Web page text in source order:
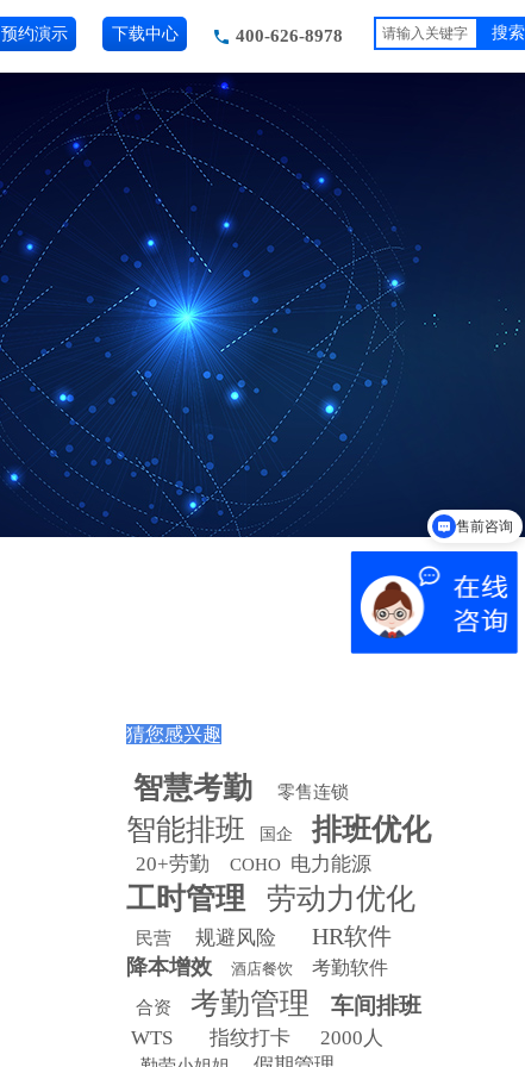
400-626-8978
预约演示 下载中心 搜索
猜您感兴趣
智慧考勤 零售连锁
智能排班 国企 排班优化
20+劳勤 COHO 电力能源
工时管理 劳动力优化
民营 规避风险 HR软件
降本增效 酒店餐饮 考勤软件
合资 考勤管理 车间排班
WTS 指纹打卡 2000人
售前咨询